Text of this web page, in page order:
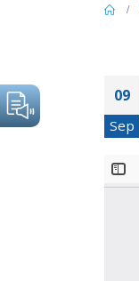
09
Sep